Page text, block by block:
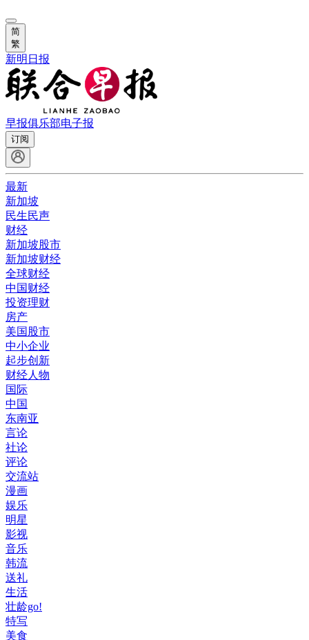
简
繁
新明日报
早报俱乐部电子报
订阅
最新
新加坡
民生民声
财经
新加坡股市
新加坡财经
全球财经
中国财经
投资理财
房产
美国股市
中小企业
起步创新
财经人物
国际
中国
东南亚
言论
社论
评论
交流站
漫画
娱乐
明星
影视
音乐
韩流
送礼
生活
壮龄go!
特写
美食